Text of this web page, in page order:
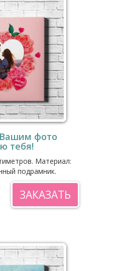
фото
тебя!
Материал:
подрамник.
ЗАКАЗАТЬ